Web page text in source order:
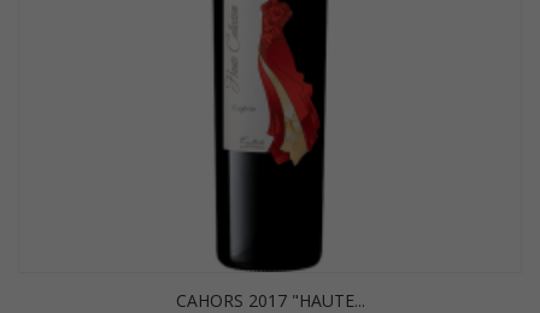
CAHORS 2017 "HAUTE...